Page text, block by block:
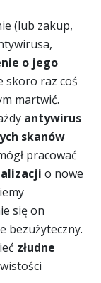
(lub zakup,
o jego
skoro raz coś
martwić.
antywirus
skanów
pracować
o nowe
się on
bezużyteczny.
złudne